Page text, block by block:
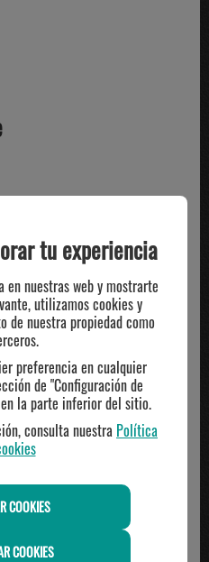
camiseta adidas manga corta
algodón técnico, ma...
tu experiencia
nuestras web y mostrarte
utilizamos cookies y
de nuestra propiedad como
preferencia en cualquier
de "Configuración de
la parte inferior del sitio.
consulta nuestra Política
COOKIES
COOKIES